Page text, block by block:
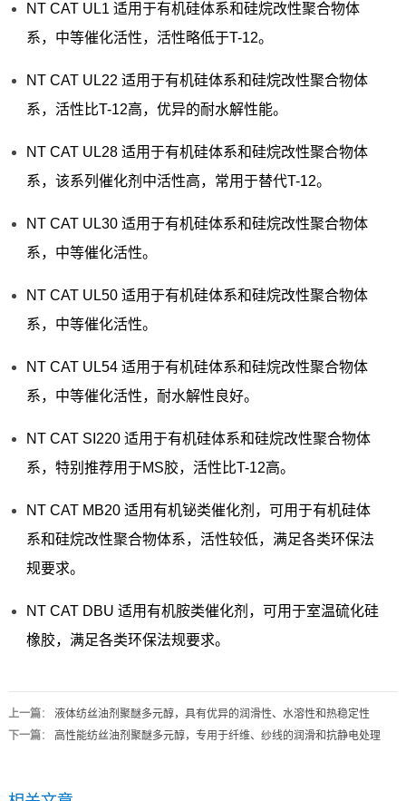
NT CAT UL1 适用于有机硅体系和硅烷改性聚合物体
系，中等催化活性，活性略低于T-12。
NT CAT UL22 适用于有机硅体系和硅烷改性聚合物体
系，活性比T-12高，优异的耐水解性能。
NT CAT UL28 适用于有机硅体系和硅烷改性聚合物体
系，该系列催化剂中活性高，常用于替代T-12。
NT CAT UL30 适用于有机硅体系和硅烷改性聚合物体
系，中等催化活性。
NT CAT UL50 适用于有机硅体系和硅烷改性聚合物体
系，中等催化活性。
NT CAT UL54 适用于有机硅体系和硅烷改性聚合物体
系，中等催化活性，耐水解性良好。
NT CAT SI220 适用于有机硅体系和硅烷改性聚合物体
系，特别推荐用于MS胶，活性比T-12高。
NT CAT MB20 适用有机铋类催化剂，可用于有机硅体
系和硅烷改性聚合物体系，活性较低，满足各类环保法
规要求。
NT CAT DBU 适用有机胺类催化剂，可用于室温硫化硅
橡胶，满足各类环保法规要求。
上一篇： 液体纺丝油剂聚醚多元醇，具有优异的润滑性、水溶性和热稳定性
下一篇： 高性能纺丝油剂聚醚多元醇，专用于纤维、纱线的润滑和抗静电处理